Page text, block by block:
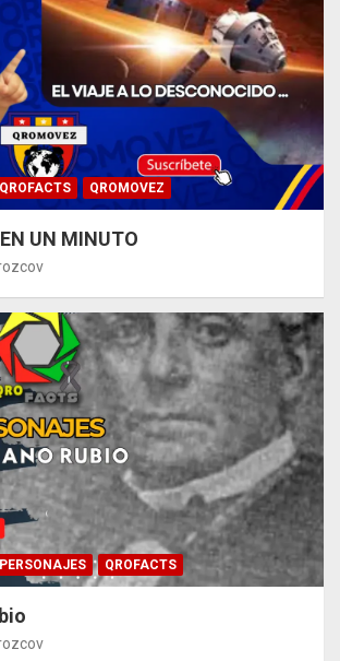
QROFACTS QROMOVEZ
UN MINUTO
PERSONAJES QROFACTS